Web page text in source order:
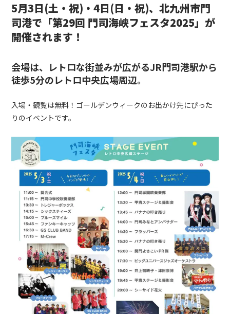
5月3日(土・祝)・4日(日・祝)、北九州市門
司港で「第29回 門司海峡フェスタ2025」が
開催されます！
会場は、レトロな街並みが広がるJR門司港駅から
徒歩5分のレトロ中央広場周辺。
入場・観覧は無料！ゴールデンウィークのお出かけ先にぴった
りのイベントです。